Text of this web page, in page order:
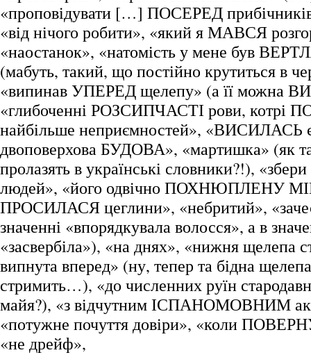
«проповідувати […] ПОСЕРЕД
«від нічого робити», «який я МАВСЯ
«наостанок», «натомість у мене був
(мабуть, такий, що постійно крутиться в
«випинав УПЕРЕД щелепу» (а її можна
«глибоченні РОЗСИПЧАСТІ рови, котрі
найбільше неприємностей», «ВИСИЛАСЬ
двоповерхова БУДОВА», «мартишка» (як
пролазять в українські словники?!),
людей», «його одвічно ПОХНЮПЛЕНУ
ПРОСИЛАСЯ цеглини», «небритий»,
значенні «впорядкувала волосся», а в
«засвербіла»), «на днях», «нижня щелепа
випнута вперед» (ну, тепер та бідна
стримить…), «до численних руїн
майя?), «з відчутним ІСПАНОМОВНИМ
«потужне почуття довіри», «коли
«не дрейф»,